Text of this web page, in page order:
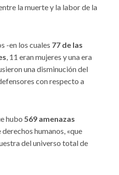
la muerte y la labor de la
-en los cuales 77 de las
, 11 eran mujeres y una era
una disminución del
con respecto a
hubo 569 amenazas
derechos humanos, «que
del universo total de